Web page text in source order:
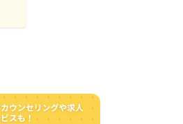
ウンセリングや求人
スも！